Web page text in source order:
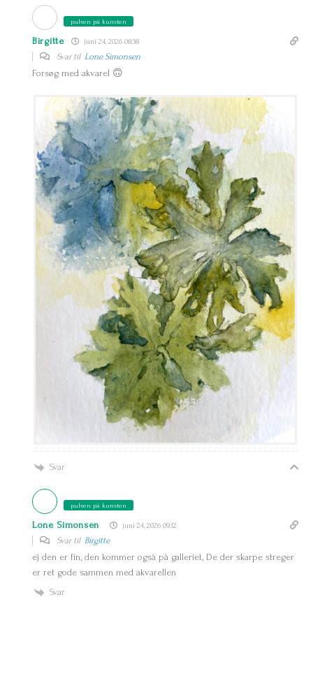
pulsen på kunsten
Birgitte juni 24, 2026 08:38
Svar til Lone Simonsen
Forsøg med akvarel 🙃
Svar
pulsen på kunsten
Lone Simonsen juni 24, 2026 09:12
Svar til Birgitte
ej den er fin, den kommer også på galleriet, De der skarpe streger
er ret gode sammen med akvarellen
Svar